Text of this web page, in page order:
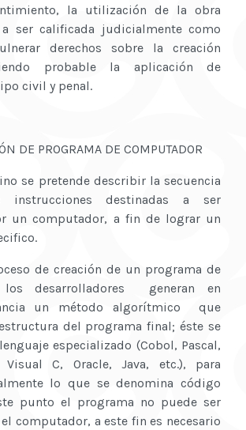
la utilización de la obra
ser calificada judicialmente como
derechos sobre la creación
probable la aplicación de
civil y penal.
PROGRAMA DE COMPUTADOR
se pretende describir la secuencia
instrucciones destinadas a ser
un computador, a fin de lograr un
de creación de un programa de
los desarrolladores generan en
un método algorítmico que
del programa final; éste se
especializado (Cobol, Pascal,
Visual C, Oracle, Java, etc.), para
lo que se denomina código
punto el programa no puede ser
computador, a este fin es necesario